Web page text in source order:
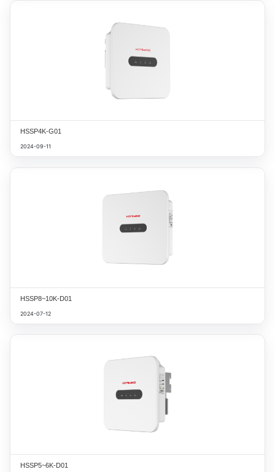
HSSP4K-G01
2024-09-11
HSSP8~10K-D01
2024-07-12
HSSP5~6K-D01